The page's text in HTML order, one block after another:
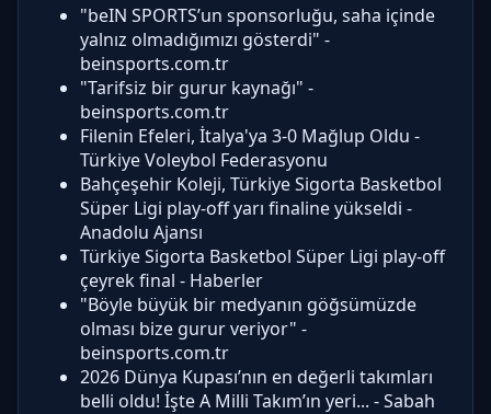
"beIN SPORTS’un sponsorluğu, saha içinde
yalnız olmadığımızı gösterdi" -
beinsports.com.tr
"Tarifsiz bir gurur kaynağı" -
beinsports.com.tr
Filenin Efeleri, İtalya'ya 3-0 Mağlup Oldu -
Türkiye Voleybol Federasyonu
Bahçeşehir Koleji, Türkiye Sigorta Basketbol
Süper Ligi play-off yarı finaline yükseldi -
Anadolu Ajansı
Türkiye Sigorta Basketbol Süper Ligi play-off
çeyrek final - Haberler
"Böyle büyük bir medyanın göğsümüzde
olması bize gurur veriyor" -
beinsports.com.tr
2026 Dünya Kupası’nın en değerli takımları
belli oldu! İşte A Milli Takım’ın yeri... - Sabah